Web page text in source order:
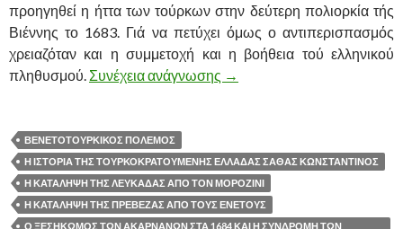
προηγηθεί η ήττα των τούρκων στην δεύτερη πολιορκία τής
Βιέννης το 1683. Γιά να πετύχει όμως ο αντιπερισπασμός
χρειαζόταν και η συμμετοχή και η βοήθεια τού ελληνικού
πληθυσμού. Συνέχεια ανάγνωσης Ο ΞΕΣΗΚΩΜΟΣ ΤΩΝ
→
ΒΕΝΕΤΟΤΟΥΡΚΙΚΟΣ ΠΟΛΕΜΟΣ
Η ΙΣΤΟΡΊΑ ΤΉΣ ΤΟΥΡΚΟΚΡΑΤΟΎΜΕΝΗΣ ΕΛΛΆΔΑΣ ΣΆΘΑΣ ΚΩΝΣΤΑΝΤΊΝΟΣ
Η ΚΑΤΑΛΗΨΗ ΤΗΣ ΛΕΥΚΑΔΑΣ ΑΠΟ ΤΟΝ ΜΟΡΟΖΙΝΙ
Η ΚΑΤΑΛΗΨΗ ΤΗΣ ΠΡΕΒΕΖΑΣ ΑΠΟ ΤΟΥΣ ΕΝΕΤΟΥΣ
Ο ΞΕΣΗΚΩΜΟΣ ΤΩΝ ΑΚΑΡΝΑΝΩΝ ΣΤΑ 1684 ΚΑΙ Η ΣΥΝΔΡΟΜΗ ΤΩΝ